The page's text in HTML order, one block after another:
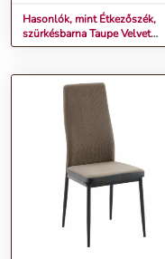
Hasonlók, mint Étkezőszék,
szürkésbarna Taupe Velvet
szövet/fekete, DOROTA